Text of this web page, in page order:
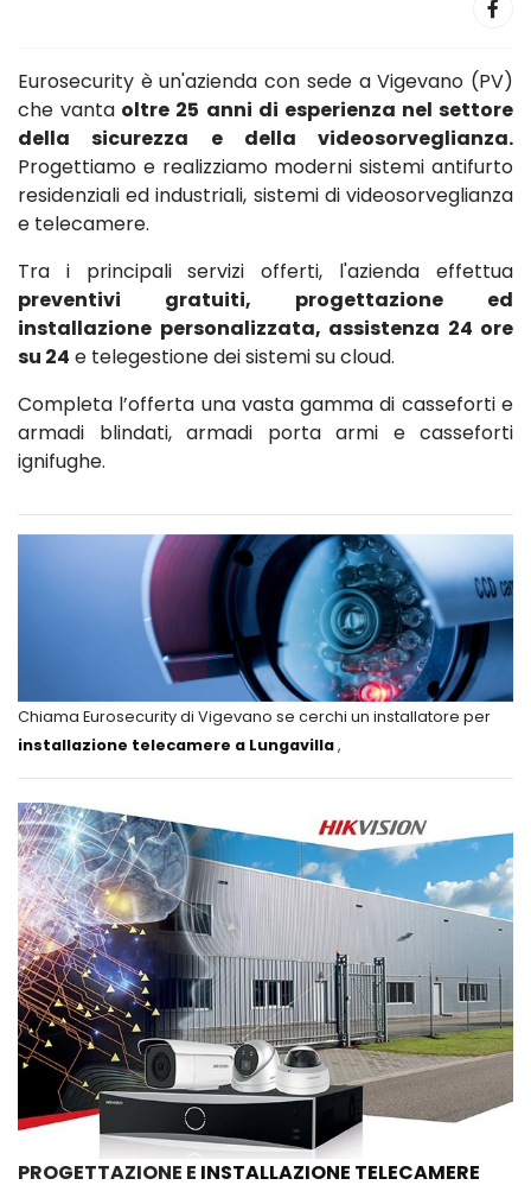
Eurosecurity è un'azienda con sede a Vigevano (PV)
che vanta oltre 25 anni di esperienza nel settore
della sicurezza e della videosorveglianza.
Progettiamo e realizziamo moderni sistemi antifurto
residenziali ed industriali, sistemi di videosorveglianza
e telecamere.
Tra i principali servizi offerti, l'azienda effettua
preventivi gratuiti, progettazione ed
installazione personalizzata, assistenza 24 ore
su 24 e telegestione dei sistemi su cloud.
Completa l’offerta una vasta gamma di casseforti e
armadi blindati, armadi porta armi e casseforti
ignifughe.
Chiama Eurosecurity di Vigevano se cerchi un installatore per
installazione telecamere a Lungavilla,
PROGETTAZIONE E INSTALLAZIONE TELECAMERE